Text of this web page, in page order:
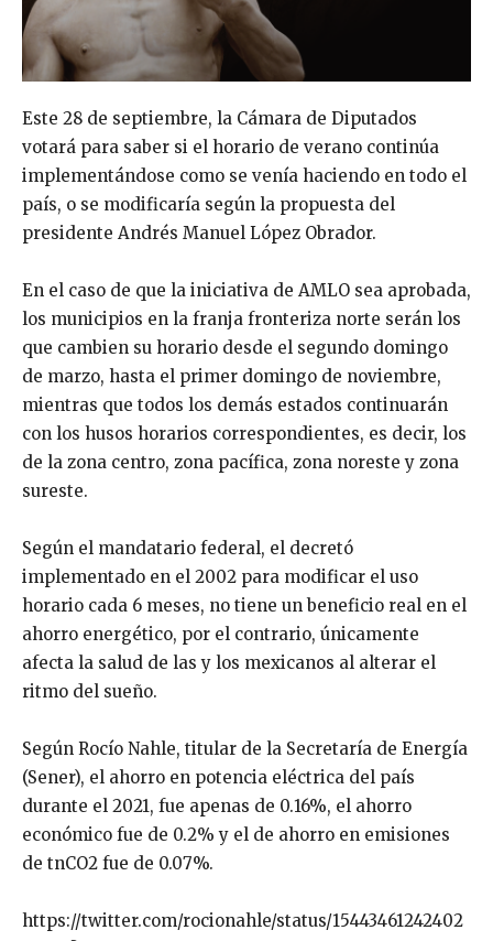
Este 28 de septiembre, la Cámara de Diputados
votará para saber si el horario de verano continúa
implementándose como se venía haciendo en todo el
país, o se modificaría según la propuesta del
presidente Andrés Manuel López Obrador.
En el caso de que la iniciativa de AMLO sea aprobada,
los municipios en la franja fronteriza norte serán los
que cambien su horario desde el segundo domingo
de marzo, hasta el primer domingo de noviembre,
mientras que todos los demás estados continuarán
con los husos horarios correspondientes, es decir, los
de la zona centro, zona pacífica, zona noreste y zona
sureste.
Según el mandatario federal, el decretó
implementado en el 2002 para modificar el uso
horario cada 6 meses, no tiene un beneficio real en el
ahorro energético, por el contrario, únicamente
afecta la salud de las y los mexicanos al alterar el
ritmo del sueño.
Según Rocío Nahle, titular de la Secretaría de Energía
(Sener), el ahorro en potencia eléctrica del país
durante el 2021, fue apenas de 0.16%, el ahorro
económico fue de 0.2% y el de ahorro en emisiones
de tnCO2 fue de 0.07%.
https://twitter.com/rocionahle/status/15443461242402